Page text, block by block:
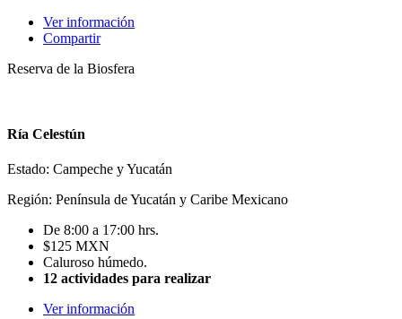
Ver información
Compartir
Reserva de la Biosfera
Ría Celestún
Estado: Campeche y Yucatán
Región: Península de Yucatán y Caribe Mexicano
De 8:00 a 17:00 hrs.
$125 MXN
Caluroso húmedo.
12 actividades para realizar
Ver información